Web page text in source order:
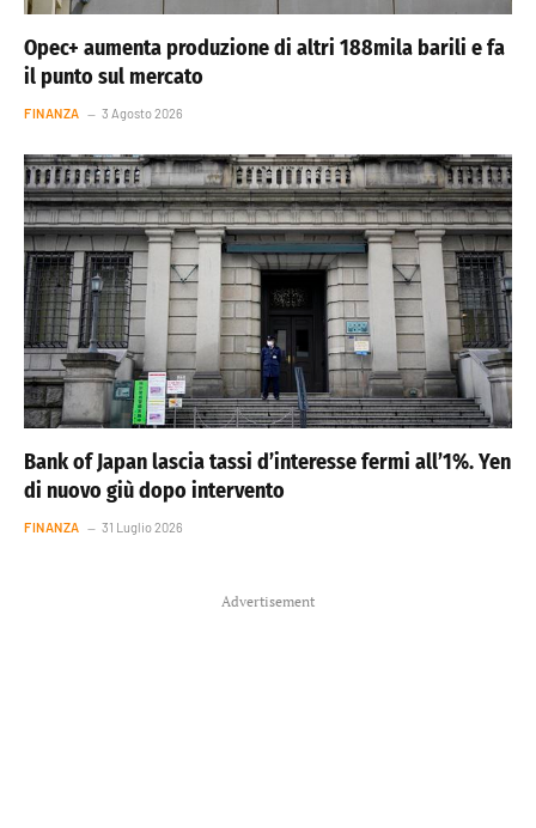
Opec+ aumenta produzione di altri 188mila barili e fa
il punto sul mercato
FINANZA 3 Agosto 2026
Bank of Japan lascia tassi d’interesse fermi all’1%. Yen
di nuovo giù dopo intervento
FINANZA 31 Luglio 2026
Advertisement